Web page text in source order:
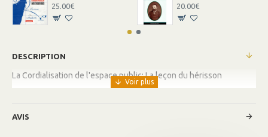
25.00€ 20.00€
DESCRIPTION
La Cordialisation de l'espace public: La leçon du hérisson
AVIS